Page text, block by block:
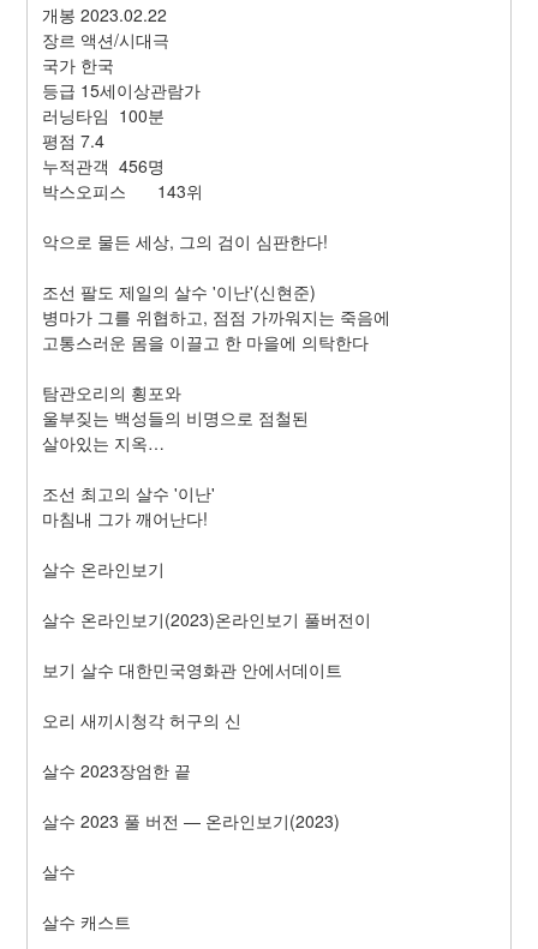
개봉 2023.02.22
장르 액션/시대극
국가 한국
등급 15세이상관람가
러닝타임 100분
평점 7.4
누적관객 456명
박스오피스
143위
악으로 물든 세상, 그의 검이 심판한다!
조선 팔도 제일의 살수 '이난'(신현준)
병마가 그를 위협하고, 점점 가까워지는 죽음에
고통스러운 몸을 이끌고 한 마을에 의탁한다
탐관오리의 횡포와
울부짖는 백성들의 비명으로 점철된
살아있는 지옥…
조선 최고의 살수 '이난'
마침내 그가 깨어난다!
살수 온라인보기
살수 온라인보기(2023)온라인보기 풀버전이
보기 살수 대한민국영화관 안에서데이트
오리 새끼시청각 허구의 신
살수 2023장엄한 끝
살수 2023 풀 버전 — 온라인보기(2023)
살수
살수 캐스트